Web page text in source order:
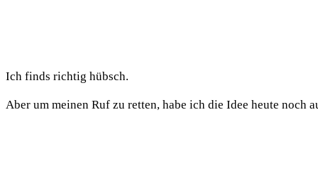
Ich finds richtig hübsch.
Aber um meinen Ruf zu retten, habe ich die Idee heute noch